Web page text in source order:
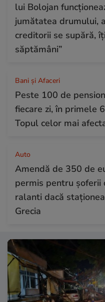
lui Bolojan
jumătatea drumului,
creditorii se supără,
săptămâni”
Bani și Afaceri
Peste 100 de
fiecare zi, în primele
Topul celor mai
Auto
Amendă de 350 de
permis pentru șoferii
ralanti dacă
Grecia